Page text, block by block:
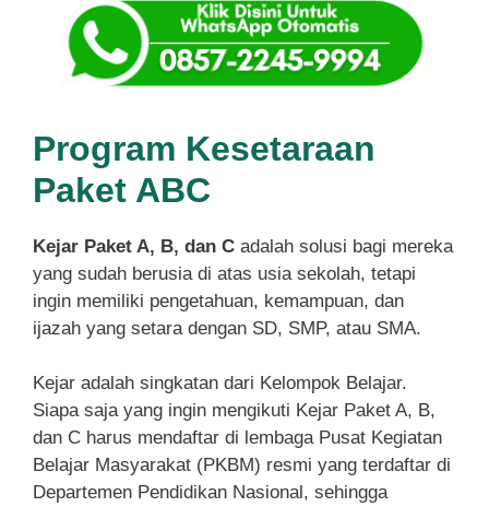
Program Kesetaraan
Paket ABC
Kejar Paket A, B, dan C adalah solusi bagi mereka
yang sudah berusia di atas usia sekolah, tetapi
ingin memiliki pengetahuan, kemampuan, dan
ijazah yang setara dengan SD, SMP, atau SMA.
Kejar adalah singkatan dari Kelompok Belajar.
Siapa saja yang ingin mengikuti Kejar Paket A, B,
dan C harus mendaftar di lembaga Pusat Kegiatan
Belajar Masyarakat (PKBM) resmi yang terdaftar di
Departemen Pendidikan Nasional, sehingga